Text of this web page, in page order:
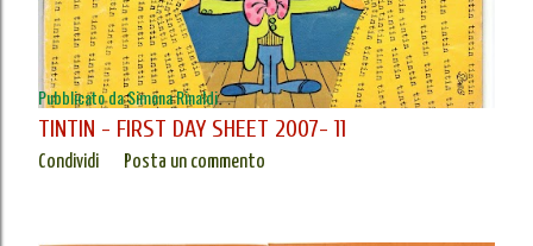
Pubblicato daSimona Rinaldi
TINTIN - FIRST DAY SHEET 2007- 11
Condividi Posta un commento